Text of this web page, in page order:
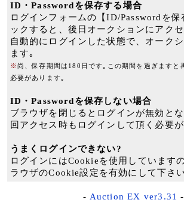
ID・Passwordを保存する場合
ログインフォームの【ID/Passwordを保
ックすると、後日オークションにアク
自動的にログインした状態で、オーク
ます｡
※尚、保存期間は180日です｡この期間を過ぎますと
必要があります｡
ID・Passwordを保存しない場合
ブラウザを閉じるとログインが無効と
回アクセス時もログインして頂く必要
うまくログインできない?
ログインにはCookieを使用しています
ラウザのCookie設定を有効にして下さ
- Auction EX ver3.31 -